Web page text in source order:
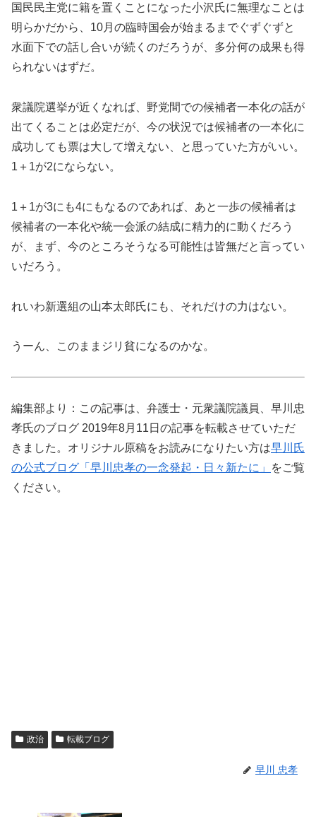
国民民主党に籍を置くことになった小沢氏に無理なことは
明らかだから、10月の臨時国会が始まるまでぐずぐずと
水面下での話し合いが続くのだろうが、多分何の成果も得
られないはずだ。
衆議院選挙が近くなれば、野党間での候補者一本化の話が
出てくることは必定だが、今の状況では候補者の一本化に
成功しても票は大して増えない、と思っていた方がいい。
1＋1が2にならない。
1＋1が3にも4にもなるのであれば、あと一歩の候補者は
候補者の一本化や統一会派の結成に精力的に動くだろう
が、まず、今のところそうなる可能性は皆無だと言ってい
いだろう。
れいわ新選組の山本太郎氏にも、それだけの力はない。
うーん、このままジリ貧になるのかな。
編集部より：この記事は、弁護士・元衆議院議員、早川忠
孝氏のブログ 2019年8月11日の記事を転載させていただ
きました。オリジナル原稿をお読みになりたい方は早川氏
の公式ブログ「早川忠孝の一念発起・日々新たに」
をご覧
ください。
政治 転載ブログ
早川 忠孝